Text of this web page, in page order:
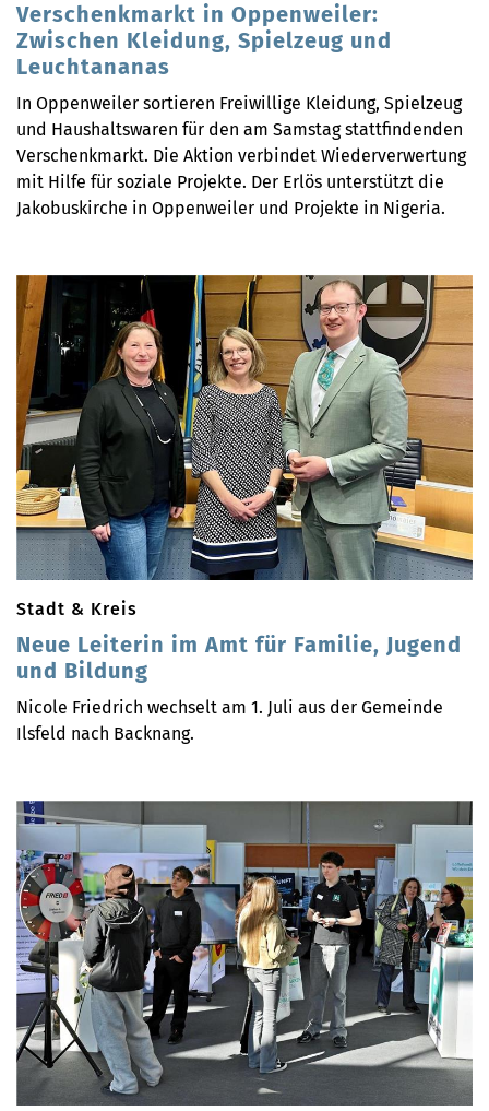
Verschenkmarkt in Oppenweiler:
Zwischen Kleidung, Spielzeug und
Leuchtananas
In Oppenweiler sortieren Freiwillige Kleidung, Spielzeug
und Haushaltswaren für den am Samstag stattfindenden
Verschenkmarkt. Die Aktion verbindet Wiederverwertung
mit Hilfe für soziale Projekte. Der Erlös unterstützt die
Jakobuskirche in Oppenweiler und Projekte in Nigeria.
Stadt & Kreis
Neue Leiterin im Amt für Familie, Jugend
und Bildung
Nicole Friedrich wechselt am 1. Juli aus der Gemeinde
Ilsfeld nach Backnang.